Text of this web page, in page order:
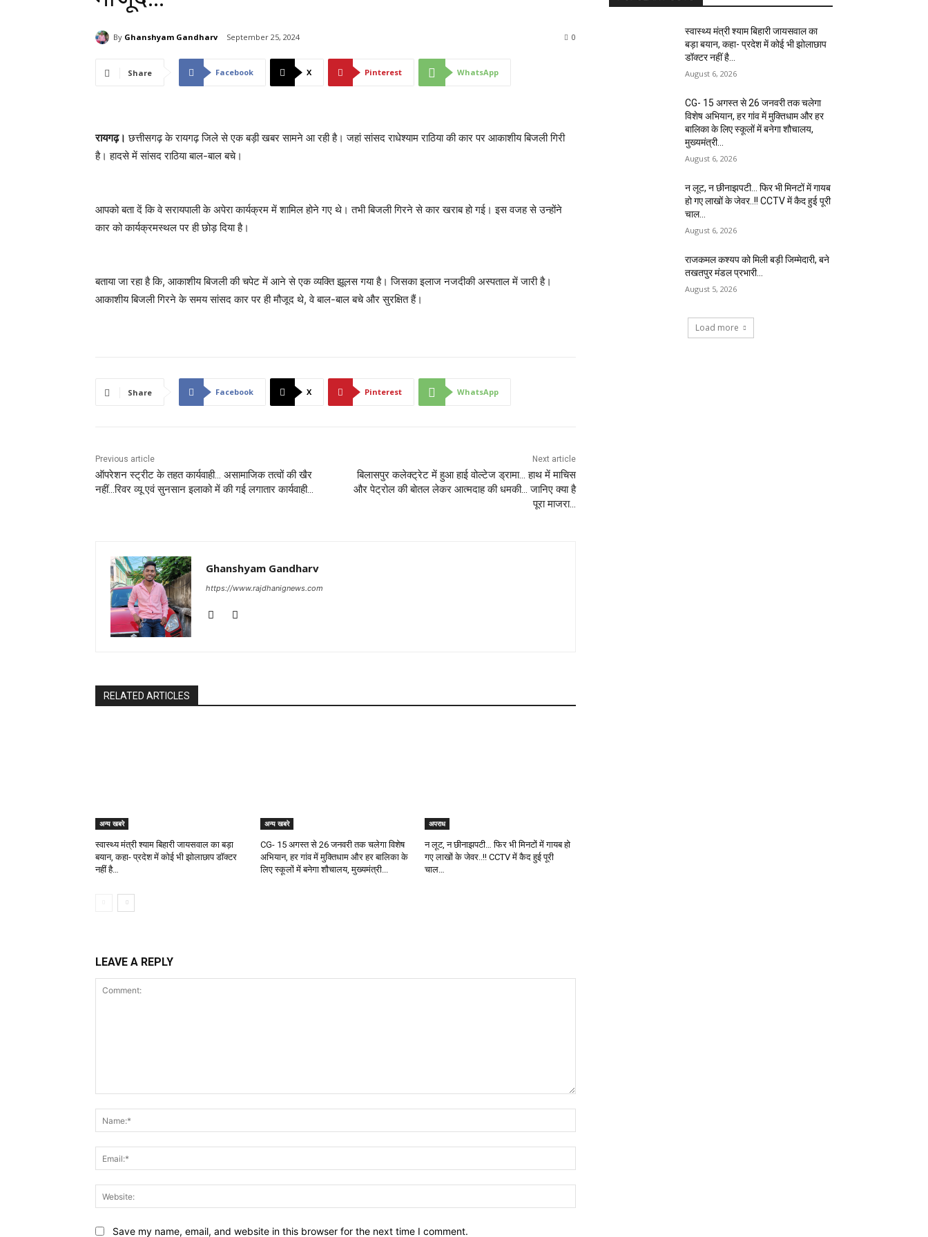
By Ghanshyam Gandharv September 25, 2024 0
Share Facebook X Pinterest WhatsApp
रायगढ़। छत्तीसगढ़ के रायगढ़ जिले से एक बड़ी खबर सामने आ रही है। जहां सांसद राधेश्याम राठिया की कार पर आकाशीय बिजली गिरी
है। हादसे में सांसद राठिया बाल-बाल बचे।
आपको बता दें कि वे सरायपाली के अपेरा कार्यक्रम में शामिल होने गए थे। तभी बिजली गिरने से कार खराब हो गई। इस वजह से उन्होंने
कार को कार्यक्रमस्थल पर ही छोड़ दिया है।
बताया जा रहा है कि, आकाशीय बिजली की चपेट में आने से एक व्यक्ति झूलस गया है। जिसका इलाज नजदीकी अस्पताल में जारी है।
आकाशीय बिजली गिरने के समय सांसद कार पर ही मौजूद थे, वे बाल-बाल बचे और सुरक्षित हैं।
Share Facebook X Pinterest WhatsApp
Previous article
ऑपरेशन स्ट्रीट के तहत कार्यवाही… असामाजिक तत्वों की खैर
नहीं…रिवर व्यू एवं सुनसान इलाको में की गई लगातार कार्यवाही…
Next article
बिलासपुर कलेक्ट्रेट में हुआ हाई वोल्टेज ड्रामा… हाथ में माचिस
और पेट्रोल की बोतल लेकर आत्मदाह की धमकी… जानिए क्या है
पूरा माजरा…
Ghanshyam Gandharv
https://www.rajdhanignews.com
RELATED ARTICLES
अन्य खबरे
स्वास्थ्य मंत्री श्याम बिहारी जायसवाल का बड़ा
बयान, कहा- प्रदेश में कोई भी झोलाछाप डॉक्टर
नहीं है…
अन्य खबरे
CG- 15 अगस्त से 26 जनवरी तक चलेगा विशेष
अभियान, हर गांव में मुक्तिधाम और हर बालिका के
लिए स्कूलों में बनेगा शौचालय, मुख्यमंत्री...
अपराध
न लूट, न छीनाझपटी… फिर भी मिनटों में गायब हो
गए लाखों के जेवर..!! CCTV में कैद हुई पूरी
चाल…
LEAVE A REPLY
Save my name, email, and website in this browser for the next time I comment.
स्वास्थ्य मंत्री श्याम बिहारी जायसवाल का
बड़ा बयान, कहा- प्रदेश में कोई भी झोलाछाप
डॉक्टर नहीं है…
August 6, 2026
CG- 15 अगस्त से 26 जनवरी तक चलेगा
विशेष अभियान, हर गांव में मुक्तिधाम और हर
बालिका के लिए स्कूलों में बनेगा शौचालय,
मुख्यमंत्री...
August 6, 2026
न लूट, न छीनाझपटी… फिर भी मिनटों में गायब
हो गए लाखों के जेवर..!! CCTV में कैद हुई पूरी
चाल…
August 6, 2026
राजकमल कश्यप को मिली बड़ी जिम्मेदारी, बने
तखतपुर मंडल प्रभारी…
August 5, 2026
Load more